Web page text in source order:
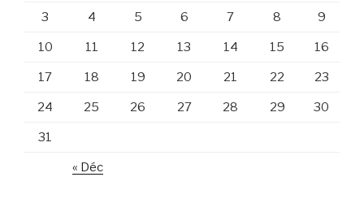
3 4 5 6 7 8 9
10 11 12 13 14 15 16
17 18 19 20 21 22 23
24 25 26 27 28 29 30
31
« Déc